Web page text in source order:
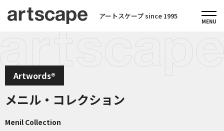
アートスケープ since 1995
Artwords®
メニル・コレクション
Menil Collection